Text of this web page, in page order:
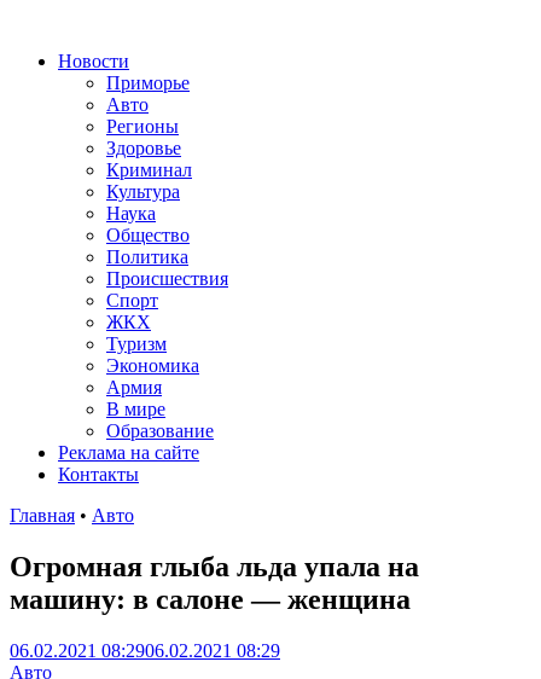
Новости
Приморье
Авто
Регионы
Здоровье
Криминал
Культура
Наука
Общество
Политика
Происшествия
Спорт
ЖКХ
Туризм
Экономика
Армия
В мире
Образование
Реклама на сайте
Контакты
Главная • Авто
Огромная глыба льда упала на
машину: в салоне — женщина
06.02.2021 08:2906.02.2021 08:29
Авто